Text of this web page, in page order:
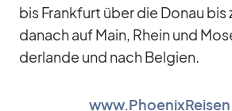
bis Frank­furt über die Do­nau bis
da­nach auf Main, Rhein und
der­lande und nach Bel­gien.